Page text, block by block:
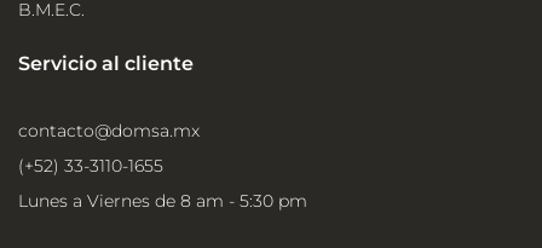
B.M.E.C.
Servicio al cliente
contacto@domsa.mx
(+52) 33-3110-1655
Lunes a Viernes de 8 am - 5:30 pm